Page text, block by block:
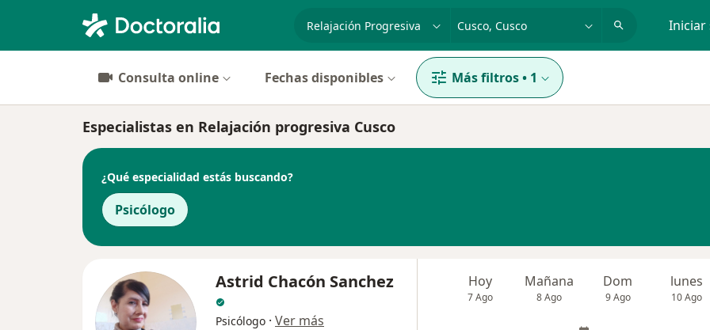
especialidad, enfermedad o nombre Iniciar
Consulta online Fechas disponibles Más filtros• 1
Especialistas en Relajación progresiva Cusco
¿Qué especialidad estás buscando?
Psicólogo
Astrid Chacón Sanchez
Psicólogo · Ver más
Hoy
7 Ago
Mañana
8 Ago
Dom
9 Ago
lunes
10 Ago